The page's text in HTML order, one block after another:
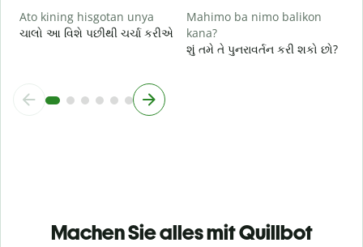
Ato kining hisgotan unya
ચાલો આ વિશે પછીથી ચર્ચા કરીએ
Mahimo ba nimo balikon
kana?
શું તમે તે પુનરાવર્તન કરી શકો છો?
Machen Sie alles mit Quillbot